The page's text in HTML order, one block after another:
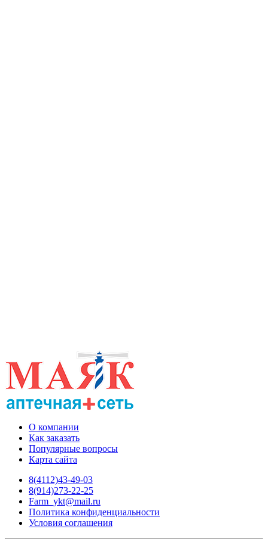
О компании
Как заказать
Популярные вопросы
Карта сайта
8(4112)43-49-03
8(914)273-22-25
Farm_ykt@mail.ru
Политика конфиденциальности
Условия соглашения